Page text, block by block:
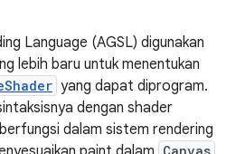
Language (AGSL) digunakan
lebih baru untuk menentukan
yang dapat diprogram.
dengan shader
dalam sistem rendering